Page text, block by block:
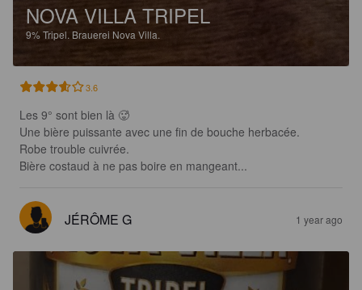
NOVA VILLA TRIPEL
9%Tripel. Brauerei Nova Villa.
3.6
Les 9° sont bien là 🥵
Une bière puissante avec une fin de bouche herbacée.
Robe trouble cuivrée.
Bière costaud à ne pas boire en mangeant...
JÉRÔME G 1 year ago